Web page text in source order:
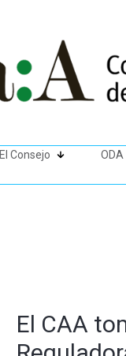
El Consejo ODA
El CAA